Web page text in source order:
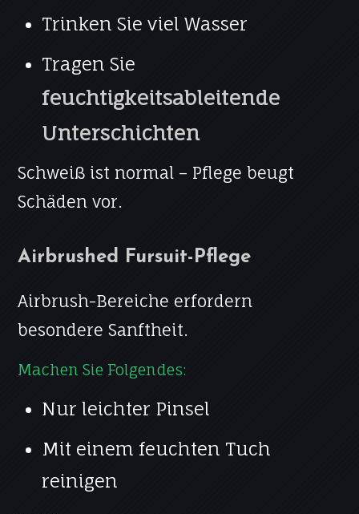
Trinken Sie viel Wasser
Tragen Sie
feuchtigkeitsableitende
Unterschichten
Schweiß ist normal – Pflege beugt
Schäden vor.
Airbrushed Fursuit-Pflege
Airbrush-Bereiche erfordern
besondere Sanftheit.
Machen Sie Folgendes:
Nur leichter Pinsel
Mit einem feuchten Tuch
reinigen